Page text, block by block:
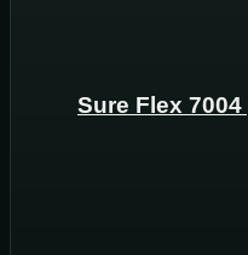
چسب کاشی پودری شورلول Sure Flex 7004